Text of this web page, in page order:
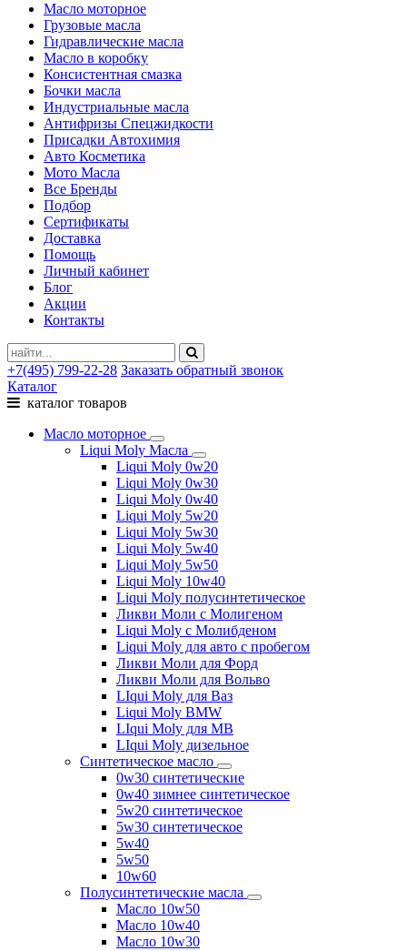
Масло моторное
Грузовые масла
Гидравлические масла
Масло в коробку
Консистентная смазка
Бочки масла
Индустриальные масла
Антифризы Спецжидкости
Присадки Автохимия
Авто Косметика
Мото Масла
Все Бренды
Подбор
Сертификаты
Доставка
Помощь
Личный кабинет
Блог
Акции
Контакты
+7(495) 799-22-28 Заказать обратный звонок
Каталог
каталог товаров
Масло моторное
Liqui Moly Масла
Liqui Moly 0w20
Liqui Moly 0w30
Liqui Moly 0w40
Liqui Moly 5w20
Liqui Moly 5w30
Liqui Moly 5w40
Liqui Moly 5w50
Liqui Moly 10w40
Liqui Moly полусинтетическое
Ликви Моли с Молигеном
Liqui Moly с Молибденом
Liqui Moly для авто с пробегом
Ликви Моли для Форд
Ликви Моли для Вольво
LIqui Moly для Ваз
Liqui Moly BMW
LIqui Moly для MB
LIqui Moly дизельное
Синтетическое масло
0w30 синтетические
0w40 зимнее синтетическое
5w20 синтетическое
5w30 синтетическое
5w40
5w50
10w60
Полусинтетические масла
Масло 10w50
Масло 10w40
Масло 10w30